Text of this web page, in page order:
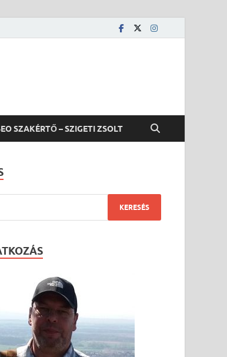
SZAKÉRTŐ – SZIGETI ZSOLT